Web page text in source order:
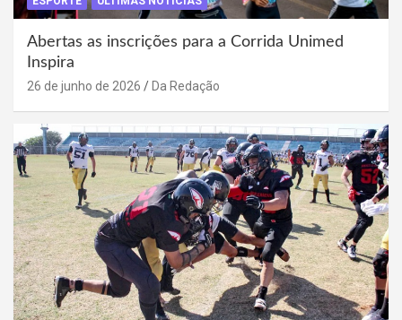
Abertas as inscrições para a Corrida Unimed
Inspira
26 de junho de 2026 Da Redação